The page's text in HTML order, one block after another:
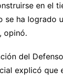
en el
se ha logrado
, opinó.
del
explicó que